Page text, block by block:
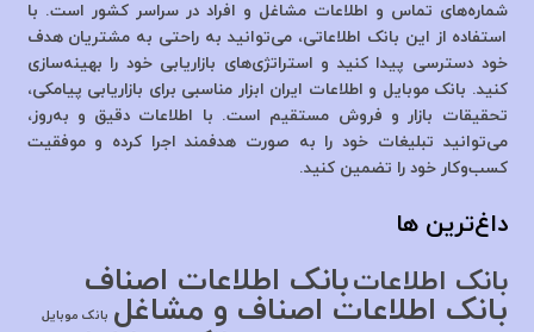
شماره‌های تماس و اطلاعات مشاغل و افراد در سراسر کشور است. با
استفاده از این بانک اطلاعاتی، می‌توانید به راحتی به مشتریان هدف
خود دسترسی پیدا کنید و استراتژی‌های بازاریابی خود را بهینه‌سازی
کنید. بانک موبایل و اطلاعات ایران ابزار مناسبی برای بازاریابی پیامکی،
تحقیقات بازار و فروش مستقیم است. با اطلاعات دقیق و به‌روز،
می‌توانید تبلیغات خود را به صورت هدفمند اجرا کرده و موفقیت
کسب‌وکار خود را تضمین کنید.
داغ‌ترین ها
بانک اطلاعاتبانک اطلاعات اصناف
بانک اطلاعات اصناف و مشاغل بانک موبایل